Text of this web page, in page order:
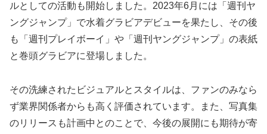
ルとしての活動も開始しました。2023年6月には「週刊ヤ
ングジャンプ」で水着グラビアデビューを果たし、その後
も「週刊プレイボーイ」や「週刊ヤングジャンプ」の表紙
と巻頭グラビアに登場しました。
その洗練されたビジュアルとスタイルは、ファンのみなら
ず業界関係者からも高く評価されています。また、写真集
のリリースも計画中とのことで、今後の展開にも期待が寄